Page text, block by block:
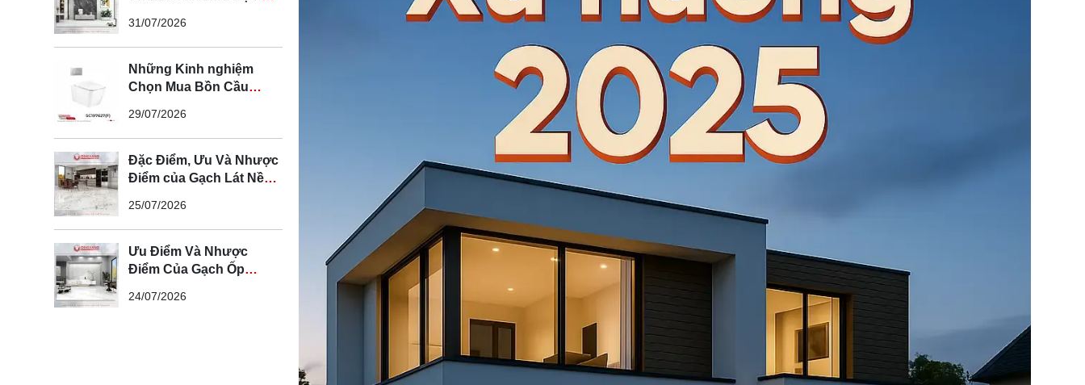
Gian Hiện Đại
31/07/2026
Những Kinh nghiệm
Chọn Mua Bồn Cầu
29/07/2026
Đặc Điểm, Ưu Và Nhược
Điểm của Gạch Lát Nền
25/07/2026
Ưu Điểm Và Nhược
Điểm Của Gạch Ốp
24/07/2026